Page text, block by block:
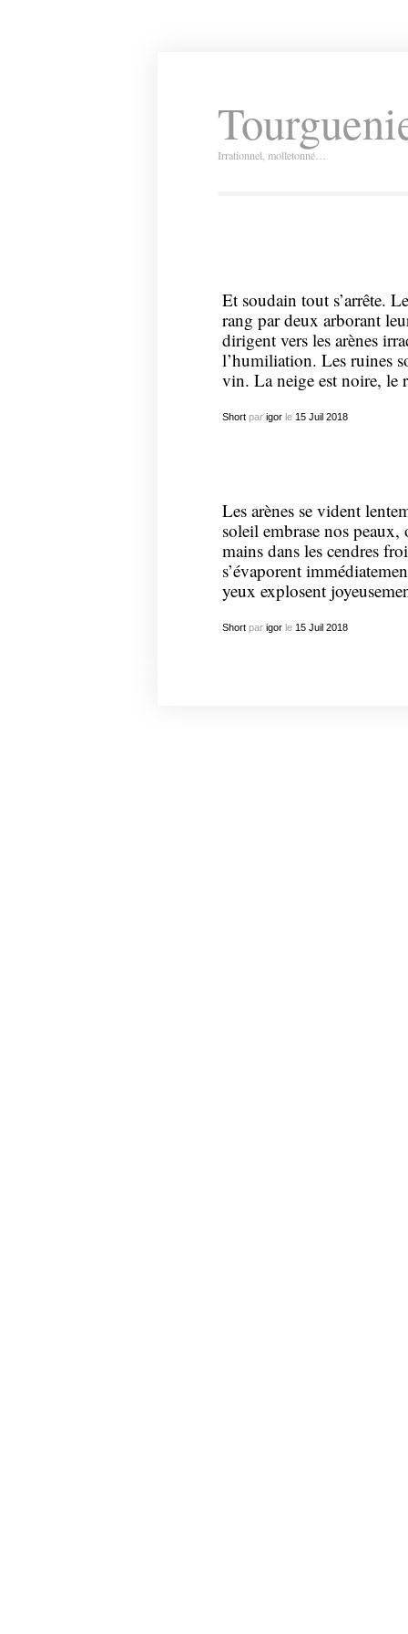
Irrationnel, molletonné…
Et soudain tout s’arrête.
rang par deux arborant
dirigent vers les arènes
l’humiliation. Les ruines
vin. La neige est noire, le
Shortpar igorle 15 Juil 2018
Les arènes se vident
soleil embrase nos
mains dans les cendres
s’évaporent
yeux explosent
Shortpar igorle 15 Juil 2018